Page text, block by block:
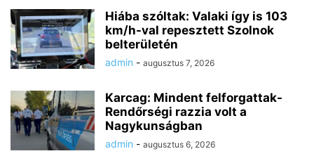
Hiába szóltak: Valaki így is 103
km/h-val repesztett Szolnok
belterületén
admin - augusztus 7, 2026
Karcag: Mindent felforgattak-
Rendőrségi razzia volt a
Nagykunságban
admin - augusztus 6, 2026